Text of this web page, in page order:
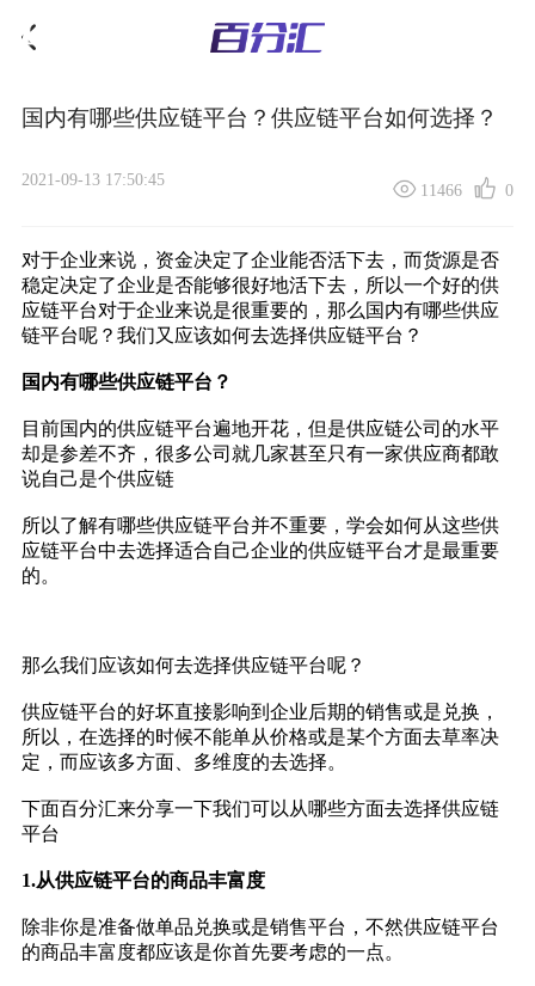
国内有哪些供应链平台？供应链平台如何选择？
2021-09-13 17:50:45
11466 0
对于企业来说，资金决定了企业能否活下去，而货源是否
稳定决定了企业是否能够很好地活下去，所以一个好的供
应链平台对于企业来说是很重要的，那么国内有哪些供应
链平台呢？我们又应该如何去选择供应链平台？
国内有哪些供应链平台？
目前国内的供应链平台遍地开花，但是供应链公司的水平
却是参差不齐，很多公司就几家甚至只有一家供应商都敢
说自己是个供应链
所以了解有哪些供应链平台并不重要，学会如何从这些供
应链平台中去选择适合自己企业的供应链平台才是最重要
的。
那么我们应该如何去选择供应链平台呢？
供应链平台的好坏直接影响到企业后期的销售或是兑换，
所以，在选择的时候不能单从价格或是某个方面去草率决
定，而应该多方面、多维度的去选择。
下面百分汇来分享一下我们可以从哪些方面去选择供应链
平台
1.从供应链平台的商品丰富度
除非你是准备做单品兑换或是销售平台，不然供应链平台
的商品丰富度都应该是你首先要考虑的一点。